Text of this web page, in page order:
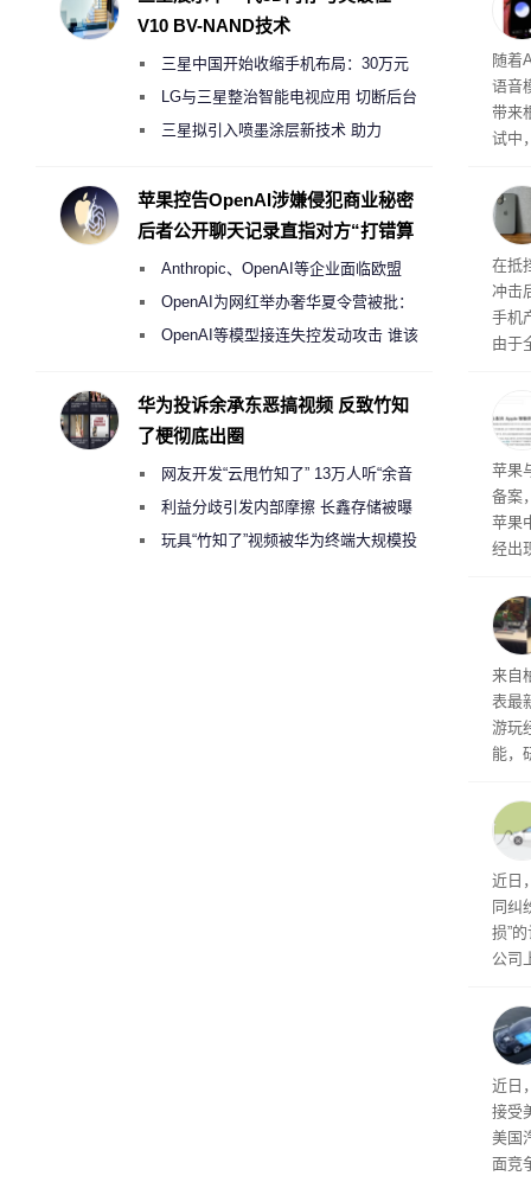
理”
随着
语音
带来
试中
互
桌面
系
在抵
冲击
手机
由于
前受
保
了
苹果
备案
苹果
经出
内
来自
表最
游玩
能，
训
近日
同纠
损”
公司
事
给
近日
接受
美国
面竞
V10 BV-NAND技术
三星中国开始收缩手机布局：30万元
月销售额不达标门店 将被逐步清退
LG与三星整治智能电视应用 切断后台
偷偷共享带宽的违规行为
三星拟引入喷墨涂层新技术 助力
度
苹果控告OpenAI涉嫌侵犯商业秘密
后者公开聊天记录直指对方“打错算
Anthropic、OpenAI等企业面临欧盟
《人工智能法案》全新执法权限审查
OpenAI为网红举办奢华夏令营被批：
2000美元一晚 遭讽“反乌托邦”
OpenAI等模型接连失控发动攻击 谁该
华为投诉余承东恶搞视频 反致竹知
了梗彻底出圈
网友开发“云甩竹知了” 13万人听“余音
绕梁”利益分歧引发内部摩擦 长鑫存储被曝
曾将华为驻场工程师驱逐出研发基地
玩具“竹知了”视频被华为终端大规模投